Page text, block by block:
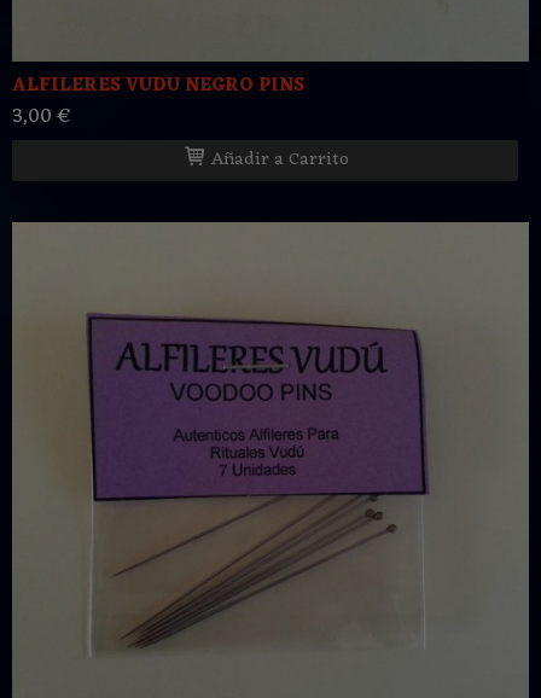
ALFILERES VUDU NEGRO PINS
3,00 €
Añadir a Carrito